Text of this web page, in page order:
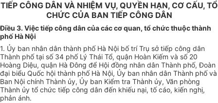
TIẾP CÔNG DÂN VÀ NHIỆM VỤ, QUYỀN HẠN, CƠ CẤU, TỔ
CHỨC CỦA BAN TIẾP CÔNG DÂN
Điều 3. Việc tiếp công dân của các cơ quan, tổ chức thuộc thành
phố Hà Nội
1. Ủy ban nhân dân thành phố Hà Nội bố trí Trụ sở tiếp công dân
Thành phố tại số 34 phố Lý Thái Tổ, quận Hoàn Kiếm và số 20
Hoàng Diệu, quận Hà Đông để Hội đồng nhân dân Thành phố, Đoàn
đại biểu Quốc hội thành phố Hà Nội, Ủy ban nhân dân Thành phố và
Ban Nội chính Thành ủy, Ủy ban Kiểm tra Thành ủy, Văn phòng
Thành ủy tổ chức tiếp công dân đến khiếu nại, tố cáo, kiến nghị,
phản ánh.